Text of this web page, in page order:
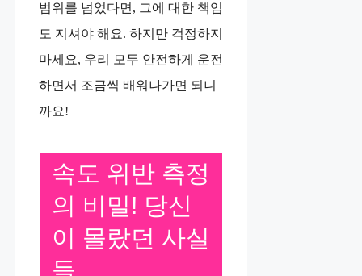
범위를 넘었다면, 그에 대한 책임
도 지셔야 해요. 하지만 걱정하지
마세요, 우리 모두 안전하게 운전
하면서 조금씩 배워나가면 되니
까요!
속도 위반 측정
의 비밀! 당신
이 몰랐던 사실
들